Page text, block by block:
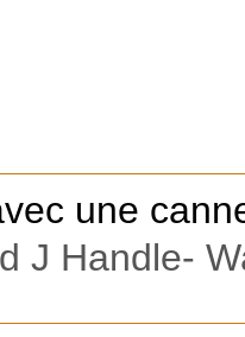
une
J Handle-